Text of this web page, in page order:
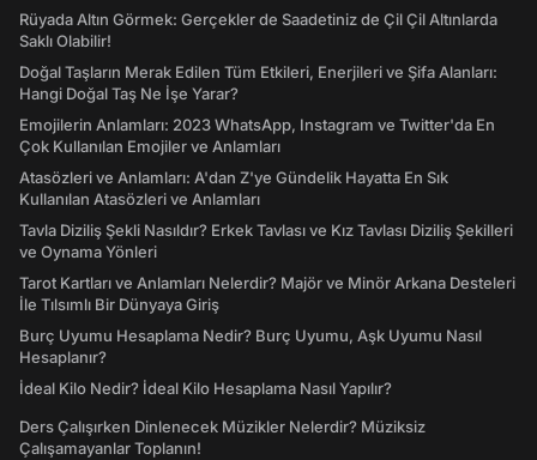
Rüyada Altın Görmek: Gerçekler de Saadetiniz de Çil Çil Altınlarda
Saklı Olabilir!
Doğal Taşların Merak Edilen Tüm Etkileri, Enerjileri ve Şifa Alanları:
Hangi Doğal Taş Ne İşe Yarar?
Emojilerin Anlamları: 2023 WhatsApp, Instagram ve Twitter'da En
Çok Kullanılan Emojiler ve Anlamları
Atasözleri ve Anlamları: A'dan Z'ye Gündelik Hayatta En Sık
Kullanılan Atasözleri ve Anlamları
Tavla Diziliş Şekli Nasıldır? Erkek Tavlası ve Kız Tavlası Diziliş Şekilleri
ve Oynama Yönleri
Tarot Kartları ve Anlamları Nelerdir? Majör ve Minör Arkana Desteleri
İle Tılsımlı Bir Dünyaya Giriş
Burç Uyumu Hesaplama Nedir? Burç Uyumu, Aşk Uyumu Nasıl
Hesaplanır?
İdeal Kilo Nedir? İdeal Kilo Hesaplama Nasıl Yapılır?
Ders Çalışırken Dinlenecek Müzikler Nelerdir? Müziksiz
Çalışamayanlar Toplanın!